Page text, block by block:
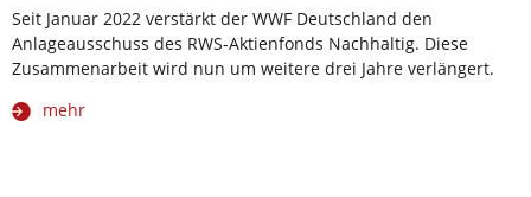
Seit Januar 2022 verstärkt der WWF Deutschland den
Anlageausschuss des RWS-Aktienfonds Nachhaltig. Diese
Zusammenarbeit wird nun um weitere drei Jahre verlängert.
mehr